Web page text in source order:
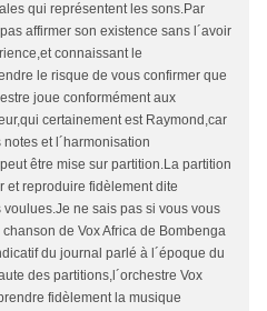
qui représentent les sons.Par
affirmer son existence sans l´avoir
connaissant le
le risque de vous confirmer que
joue conformément aux
certainement est Raymond,car
et l´harmonisation
être mise sur partition.La partition
et reproduire fidèlement dite
ne sais pas si vous vous
de Vox Africa de Bombenga
du journal parlé à l´époque du
des partitions,l´orchestre Vox
fidèlement la musique